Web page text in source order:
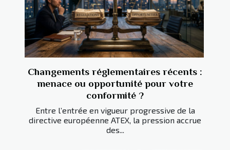
Changements réglementaires récents :
menace ou opportunité pour votre
conformité ?
Entre l’entrée en vigueur progressive de la
directive européenne ATEX, la pression accrue
des...